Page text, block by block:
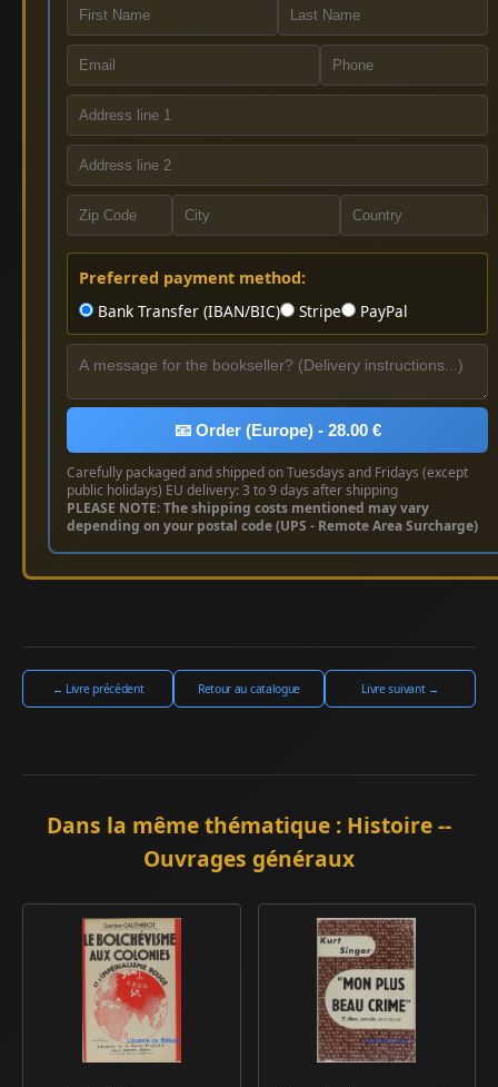
Preferred payment method:
Bank Transfer (IBAN/BIC)
Stripe PayPal
📧 Order (Europe) - 28.00 €
Carefully packaged and shipped on Tuesdays and Fridays (except
public holidays) EU delivery: 3 to 9 days after shipping
PLEASE NOTE: The shipping costs mentioned may vary
depending on your postal code (UPS - Remote Area Surcharge)
← Livre précédent Retour au catalogue Livre suivant →
Dans la même thématique : Histoire --
Ouvrages généraux